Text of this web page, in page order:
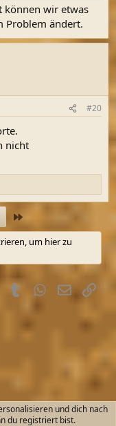
können wir etwas
Problem ändert.
#20
nicht
um hier zu
PinterestTumblrWhatsApp
E-MailLink
und dich nach
du registriert bist.